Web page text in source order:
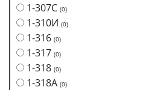
1-307С (0)
1-310И (0)
1-316 (0)
1-317 (0)
1-318 (0)
1-318А (0)